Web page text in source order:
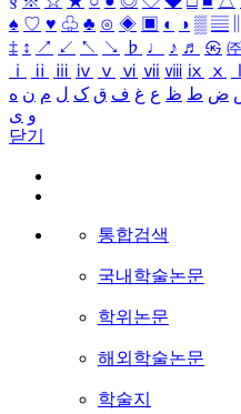
♠ ♡ ♥ ♧ ♣ ⊙ ◈ ▣ ◐ ◑ ▒ ▤
‡ ↕ ↗ ↙ ↖ ↘ ♭ ♩ ♪ ♬ ㉿
ⅰ
ⅱ ⅲ ⅳ ⅴ ⅵ ⅶ ⅷ ⅸ ⅹ
ض ط ظ ع غ ف ق ک ل م ن ه
و ی
닫기
통합검색
국내학술논문
학위논문
해외학술논문
학술지